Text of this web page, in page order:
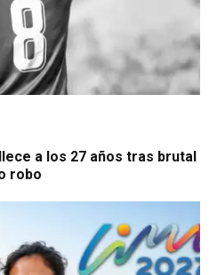
a los 27 años tras brutal
robo